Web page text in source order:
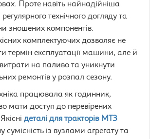
Проте навіть найнадійніша
регулярного технічного догляду та
зношених компонентів.
комплектуючих дозволяє не
термін експлуатації машини, але й
на паливо та уникнути
ремонтів у розпал сезону.
працювала як годинник,
мати доступ до перевірених
деталі для тракторів МТЗ
сумісність із вузлами агрегату та